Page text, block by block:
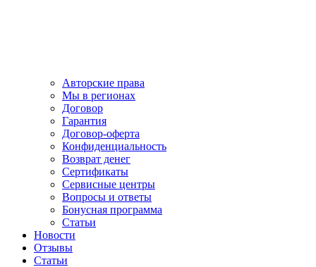
Авторские права
Мы в регионах
Договор
Гарантия
Договор-оферта
Конфиденциальность
Возврат денег
Сертификаты
Сервисные центры
Вопросы и ответы
Бонусная программа
Статьи
Новости
Отзывы
Статьи